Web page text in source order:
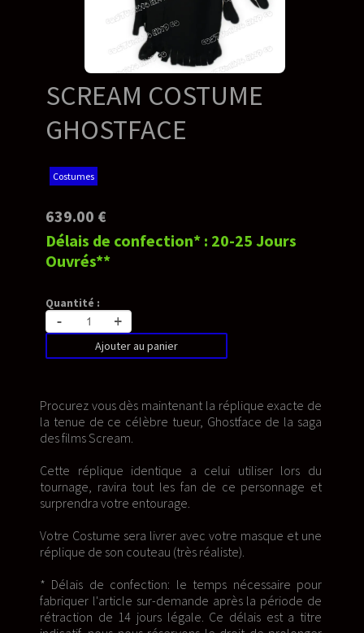
SCREAM COSTUME
GHOSTFACE
Costumes
639.00 €
Délais de confection* : 20-25 Jours
Ouvrés**
Quantité :
- +
Ajouter au panier
Procurez vous dès maintenant la réplique exacte de
la tenue de ce célèbre tueur, Ghostface de la saga
des films Scream.
Cette réplique identique a celui utiliser lors du
tournage, ravira tout les fan de ce personnage et
surprendra votre entourage.
Votre Costume sera livrer avec votre masque et une
réplique de son couteau (très réaliste).
* Délais de confection: le temps nécessaire pour
fabriquer l'article sur-demande après la période de
rétraction de 14 jours légale. Ce délais est a titre